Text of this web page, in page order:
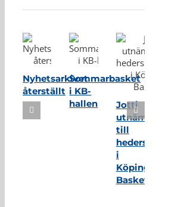
Nyhetsarkivet
återställt
Sommarbasket
i KB-
hallen
Jotti
utnämnd
till
hedersmedlem
i
Köping
Basket